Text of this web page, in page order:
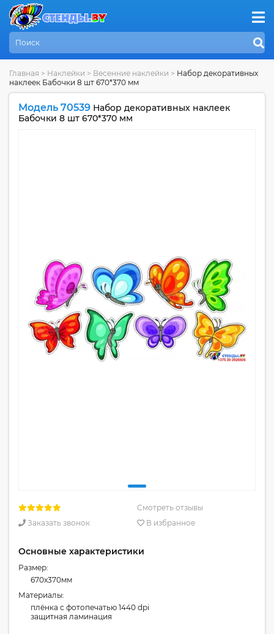
Главная > Наклейки > Весенние наклейки > Набор декоративных
наклеек Бабочки 8 шт 670*370 мм
Модель 70539 Набор декоративных наклеек
Бабочки 8 шт 670*370 мм
Смотреть отзывы
Заказать звонок
В избранное
Основные характеристики
Размер:
670x370мм
Материалы:
плёнка с фотопечатью 1440 dpi
защитная ламинация